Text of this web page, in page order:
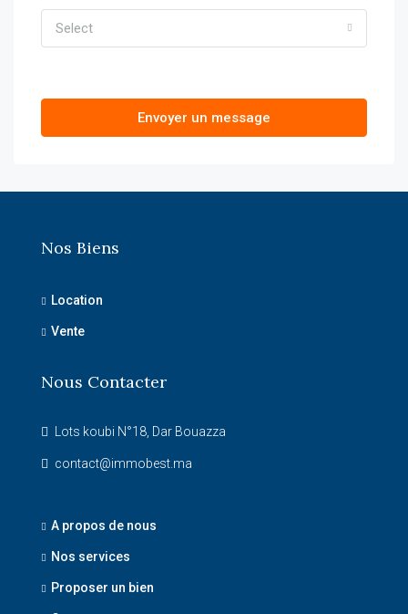
Select
Envoyer un message
Nos Biens
Location
Vente
Nous Contacter
Lots koubi N°18, Dar Bouazza
contact@immobest.ma
A propos de nous
Nos services
Proposer un bien